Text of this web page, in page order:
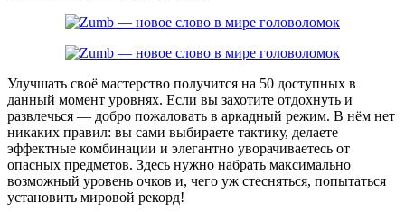
Улучшать своё мастерство получится на 50 доступных в
данный момент уровнях. Если вы захотите отдохнуть и
развлечься — добро пожаловать в аркадный режим. В нём нет
никаких правил: вы сами выбираете тактику, делаете
эффектные комбинации и элегантно уворачиваетесь от
опасных предметов. Здесь нужно набрать максимально
возможный уровень очков и, чего уж стесняться, попытаться
установить мировой рекорд!